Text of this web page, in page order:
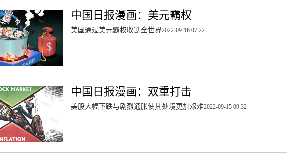
中国日报漫画：美元霸权
美国通过美元霸权收割全世界2022-09-16 07:22
中国日报漫画：双重打击
美股大幅下跌与剧烈通胀使其处境更加艰难2022-09-15 09:32